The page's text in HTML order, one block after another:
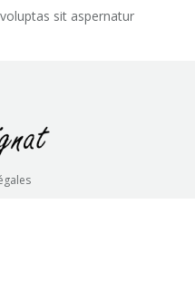
sit aspernatur